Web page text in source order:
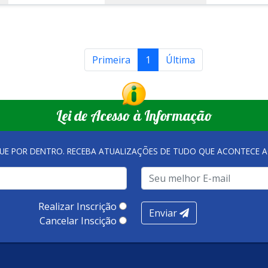
Primeira 1 Última
Lei de Acesso à Informação
POR DENTRO. RECEBA ATUALIZAÇÕES DE TUDO QUE ACONTECE
Realizar Inscrição
Cancelar Inscição
Enviar